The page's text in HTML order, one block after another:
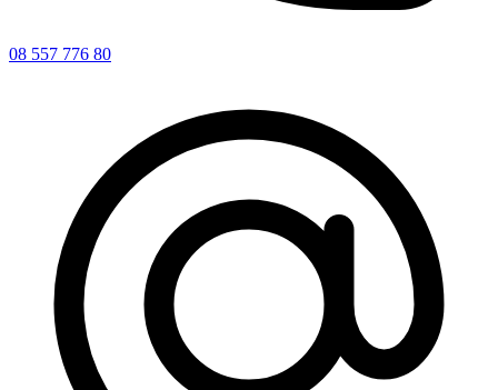
08 557 776 80